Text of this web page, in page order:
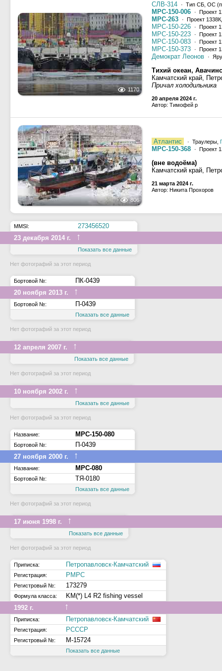
1170
СЛВ-314 · Тип СБ, ОС
МРС-150-006 · Проект
МРС-263 · Проект
МРС-150-226 · Проект
МРС-150-223 · Проект
МРС-150-083 · Проект
МРС-150-373 · Проект
Демократ Леонов ·
Тихий океан,
Камчатский край,
Причал холодильника
20 апреля 2024 г.
Автор: Тимофей р
806
Атлантис · Траулеры,
МРС-150-368 · Проект
(вне водоёма)
Камчатский край,
21 марта 2024 г.
Автор: Никита Прохоров
MMSI:
273456520
23 декабря 2014 г.
↑
Показать все данные
Нет фотографий за этот период
Бортовой №:
ПК-0439
20 ноября 2013 г.
↑
Бортовой №: П-0439
Показать все данные
Нет фотографий за этот период
12 апреля 2007 г. ↑
Показать все данные
Нет фотографий за этот период
10 ноября 2002 г. ↑
Показать все данные
Нет фотографий за этот период
Название: МРС-150-080
Бортовой №:
П-0439
27 ноября 2000 г.
↑
Название: МРС-080
Бортовой №: ТЯ-0180
Показать все данные
Нет фотографий за этот период
17 июня 1998 г. ↑
Показать все данные
Нет фотографий за этот период
Приписка: Петропавловск-Камчатский
Регистрация: РМРС
Регистровый №: 173279
Формула класса:
KM(*) L4 R2 fishing vessel
1992 г.
↑
Приписка: Петропавловск-Камчатский
Регистрация: РСССР
Регистровый №: М-15724
Показать все данные